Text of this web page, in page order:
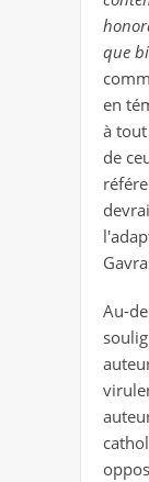
que
en
à
de
Au-